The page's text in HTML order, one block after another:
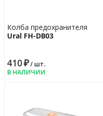
Колба предохранителя
Ural FH-DB03
410₽/ шт.
В НАЛИЧИИ